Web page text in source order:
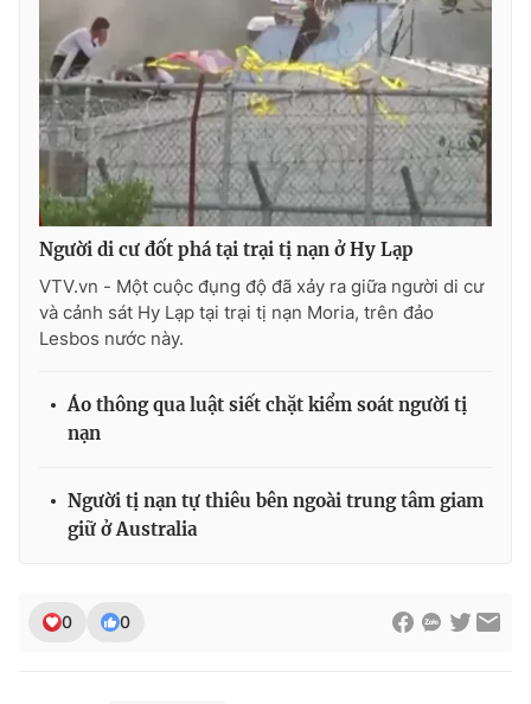
Học trực tuyến
Hitech Công nghệ tương lai
Sản phẩm
Thị trường
Giao lưu trực tuyến
Lịch phát sóng
Chuyên mục khác
Emagazine Podcast
Photo Infographic
Video Shorts video
VTV Sức khoẻ
Thị trường 24h
Người di cư đốt phá tại trại tị nạn ở Hy Lạp
VTV.vn - Một cuộc đụng độ đã xảy ra giữa người di cư
và cảnh sát Hy Lạp tại trại tị nạn Moria, trên đảo
Lesbos nước này.
Áo thông qua luật siết chặt kiểm soát người tị
nạn
Người tị nạn tự thiêu bên ngoài trung tâm giam
giữ ở Australia
0 0